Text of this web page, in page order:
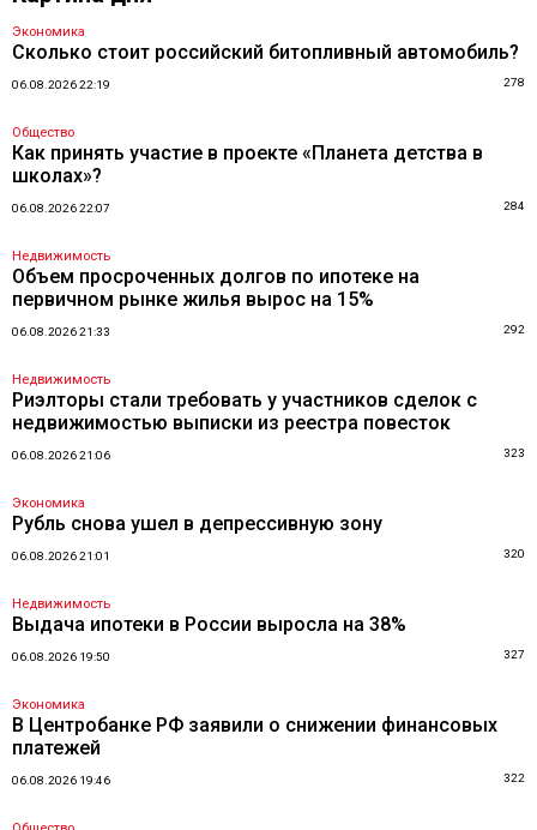
Экономика
Сколько стоит российский битопливный автомобиль?
06.08.2026 22:19 278
Общество
Как принять участие в проекте «Планета детства в
школах»?
06.08.2026 22:07 284
Недвижимость
Объем просроченных долгов по ипотеке на
первичном рынке жилья вырос на 15%
06.08.2026 21:33 292
Недвижимость
Риэлторы стали требовать у участников сделок с
недвижимостью выписки из реестра повесток
06.08.2026 21:06 323
Экономика
Рубль снова ушел в депрессивную зону
06.08.2026 21:01 320
Недвижимость
Выдача ипотеки в России выросла на 38%
06.08.2026 19:50 327
Экономика
В Центробанке РФ заявили о снижении финансовых
платежей
06.08.2026 19:46 322